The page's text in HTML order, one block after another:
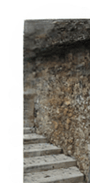
Italiano English
Menu